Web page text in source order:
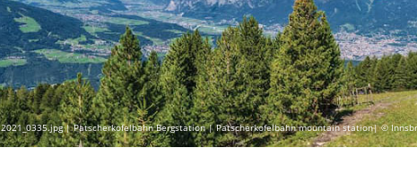
2021_0335.jpg | Patscherkofelbahn Bergstation | Patscherkofelbahn mountain station| ©